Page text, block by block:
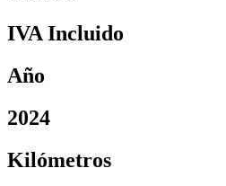
IVA Incluido
Año
2024
Kilómetros